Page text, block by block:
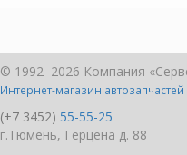
© 1992–2026 Компания
Интернет-магазин
(+7 3452) 55-55-25
г.Тюмень, Герцена д. 88